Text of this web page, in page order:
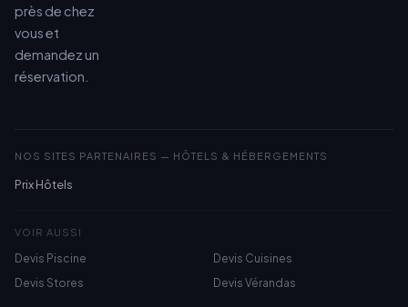
près de chez
vous et
demandez un
réservation.
NOS SITES PARTENAIRES — HÔTELS & HÉBERGEMENTS
Prix Hôtels
VOIR AUSSI
Devis Piscine
Devis Cuisines
Devis Stores
Devis Vérandas